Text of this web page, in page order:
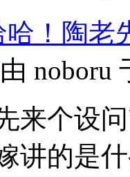
哈！陶老
由 noboru
来个设
讲的是